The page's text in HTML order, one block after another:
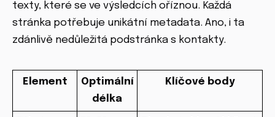
texty, které se ve výsledcích oříznou. Každá
stránka potřebuje unikátní metadata. Ano, i ta
zdánlivě nedůležitá podstránka s kontakty.
Element
Optimální
délka
Klíčové body